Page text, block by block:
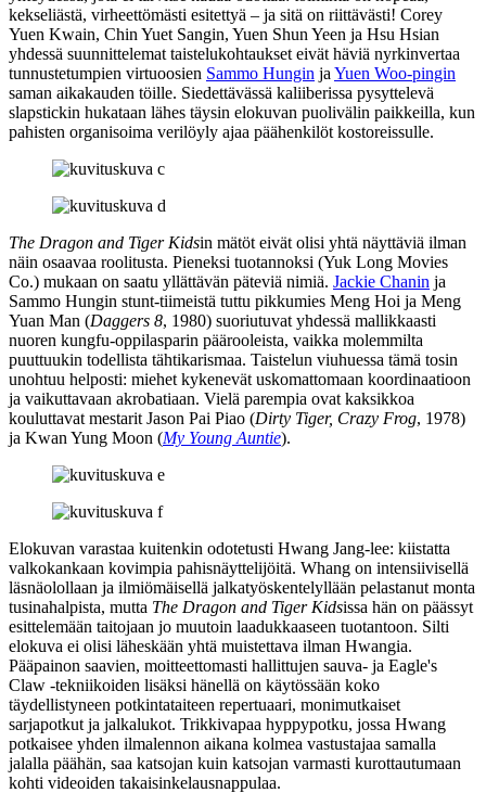
kekseliästä, virheettömästi esitettyä – ja sitä on riittävästi! Corey
Yuen Kwain, Chin Yuet Sangin, Yuen Shun Yeen ja Hsu Hsian
yhdessä suunnittelemat taistelukohtaukset eivät häviä nyrkinvertaa
tunnustetumpien virtuoosien Sammo Hungin ja Yuen Woo‑pingin
saman aikakauden töille. Siedettävässä kaliiberissa pysyttelevä
slapstickin hukataan lähes täysin elokuvan puolivälin paikkeilla, kun
pahisten organisoima verilöyly ajaa päähenkilöt kostoreissulle.
The Dragon and Tiger Kidsin mätöt eivät olisi yhtä näyttäviä ilman
näin osaavaa roolitusta. Pieneksi tuotannoksi (Yuk Long Movies
Co.) mukaan on saatu yllättävän päteviä nimiä. Jackie Chanin ja
Sammo Hungin stunt-tiimeistä tuttu pikkumies Meng Hoi ja Meng
Yuan Man (Daggers 8, 1980) suoriutuvat yhdessä mallikkaasti
nuoren kungfu-oppilasparin päärooleista, vaikka molemmilta
puuttuukin todellista tähtikarismaa. Taistelun viuhuessa tämä tosin
unohtuu helposti: miehet kykenevät uskomattomaan koordinaatioon
ja vaikuttavaan akrobatiaan. Vielä parempia ovat kaksikkoa
kouluttavat mestarit Jason Pai Piao (Dirty Tiger, Crazy Frog, 1978)
ja Kwan Yung Moon (My Young Auntie).
Elokuvan varastaa kuitenkin odotetusti Hwang Jang‑lee: kiistatta
valkokankaan kovimpia pahisnäyttelijöitä. Whang on intensiivisellä
läsnäolollaan ja ilmiömäisellä jalkatyöskentelyllään pelastanut monta
tusinahalpista, mutta The Dragon and Tiger Kidsissa hän on päässyt
esittelemään taitojaan jo muutoin laadukkaaseen tuotantoon. Silti
elokuva ei olisi läheskään yhtä muistettava ilman Hwangia.
Pääpainon saavien, moitteettomasti hallittujen sauva‑ ja Eagle's
Claw ‑tekniikoiden lisäksi hänellä on käytössään koko
täydellistyneen potkintataiteen repertuaari, monimutkaiset
sarjapotkut ja jalkalukot. Trikkivapaa hyppypotku, jossa Hwang
potkaisee yhden ilmalennon aikana kolmea vastustajaa samalla
jalalla päähän, saa katsojan kuin katsojan varmasti kurottautumaan
kohti videoiden takaisinkelausnappulaa.